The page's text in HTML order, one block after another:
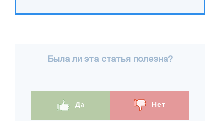
Была ли эта статья полезна?
Да Нет